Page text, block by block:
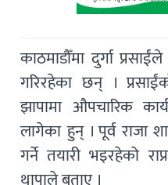
काठमाडौँमा दुर्गा
गरिरहेका छन् ।
झापामा औपचारिक
लागेका हुन् । पूर्व राजा
गर्ने तयारी भइरहेको